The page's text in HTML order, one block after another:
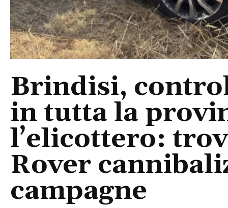
Brindisi,
in tutta la
l’elicottero:
Rover
campagne